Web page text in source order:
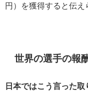
円）を獲得すると伝え
世界の選手の報
日本ではこう言った取